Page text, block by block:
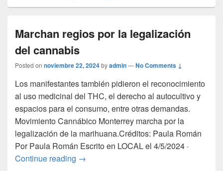
Marchan regios por la legalización
del cannabis
Posted on noviembre 22, 2024byadmin—No Comments ↓
Los manifestantes también pidieron el reconocimiento
al uso medicinal del THC, el derecho al autocultivo y
espacios para el consumo, entre otras demandas.
Movimiento Cannábico Monterrey marcha por la
legalización de la marihuana.Créditos: Paula Román
Por Paula Román Escrito en LOCAL el 4/5/2024 ·
Continue reading Marchan regios por la legalización del
→